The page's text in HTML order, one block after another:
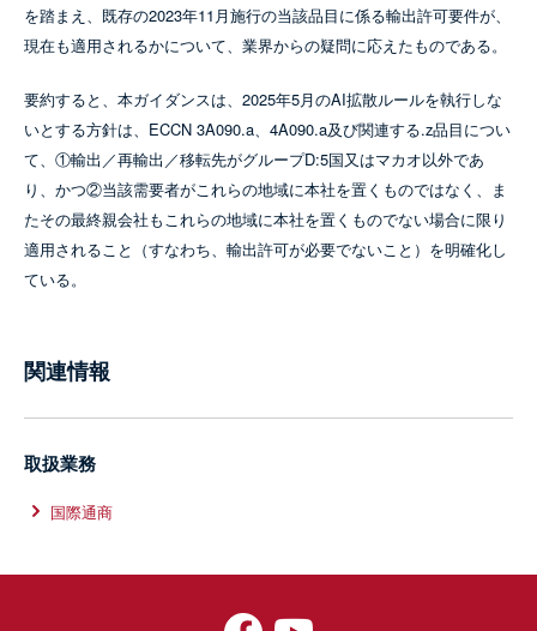
を踏まえ、既存の2023年11月施行の当該品目に係る輸出許可要件が、
現在も適用されるかについて、業界からの疑問に応えたものである。
要約すると、本ガイダンスは、2025年5月のAI拡散ルールを執行しな
いとする方針は、ECCN 3A090.a、4A090.a及び関連する.z品目につい
て、①輸出／再輸出／移転先がグループD:5国又はマカオ以外であ
り、かつ②当該需要者がこれらの地域に本社を置くものではなく、ま
たその最終親会社もこれらの地域に本社を置くものでない場合に限り
適用されること（すなわち、輸出許可が必要でないこと）を明確化し
ている。
関連情報
取扱業務
国際通商